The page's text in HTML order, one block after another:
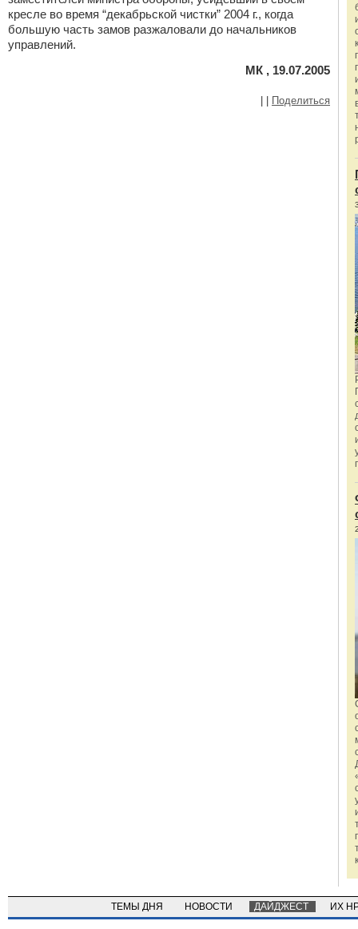
кресле во время “декабрьской чистки” 2004 г., когда
большую часть замов разжаловали до начальников
управлений.
МК , 19.07.2005
Поделиться
ТЕМЫ ДНЯ НОВОСТИ ДАЙДЖЕСТ ИХ